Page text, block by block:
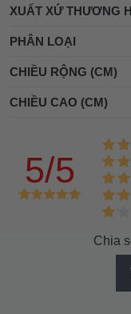
XUẤT XỨ THƯƠNG
PHÂN LOẠI
CHIỀU RỘNG (CM)
CHIỀU CAO (CM)
5/5
Chia